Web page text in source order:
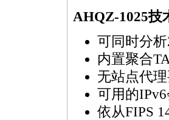
AHQZ-1025技
可同时分
内置聚合
无站点代
可用的
依从FIPS